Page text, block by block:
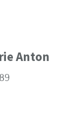
Anton